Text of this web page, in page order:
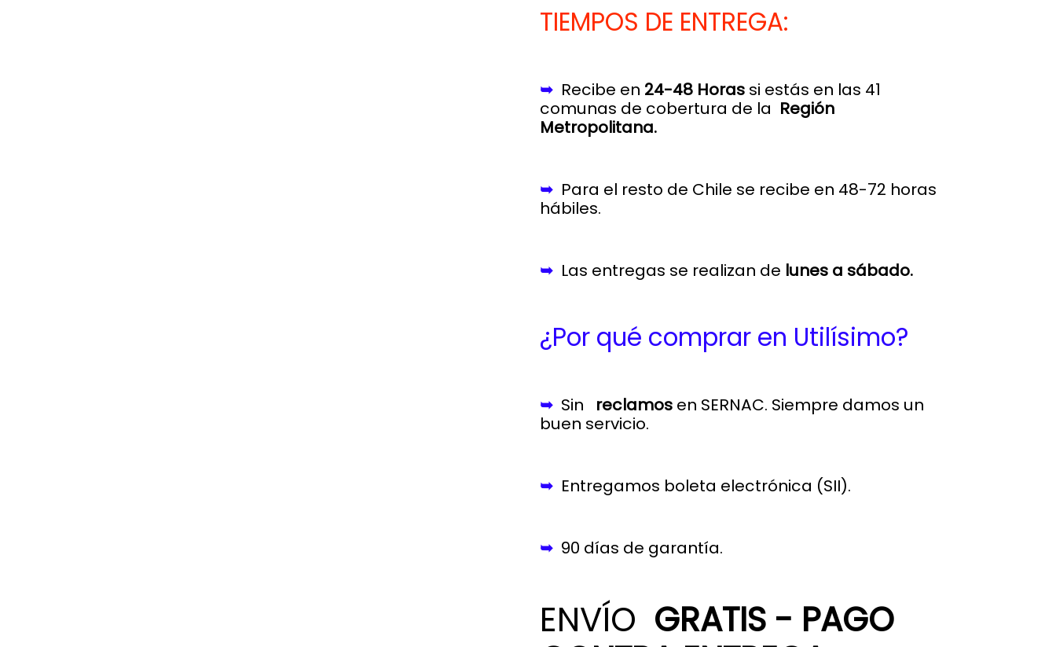
TIEMPOS DE ENTREGA:
➥ Recibe en 24-48 Horas si estás en las 41
comunas de cobertura de la Región
Metropolitana.
➥ Para el resto de Chile se recibe en 48-72 horas
hábiles.
➥ Las entregas se realizan de lunes a sábado.
¿Por qué comprar en Utilísimo?
➥ Sin reclamos en SERNAC. Siempre damos un
buen servicio.
➥ Entregamos boleta electrónica (SII).
➥ 90 días de garantía.
ENVÍO GRATIS - PAGO